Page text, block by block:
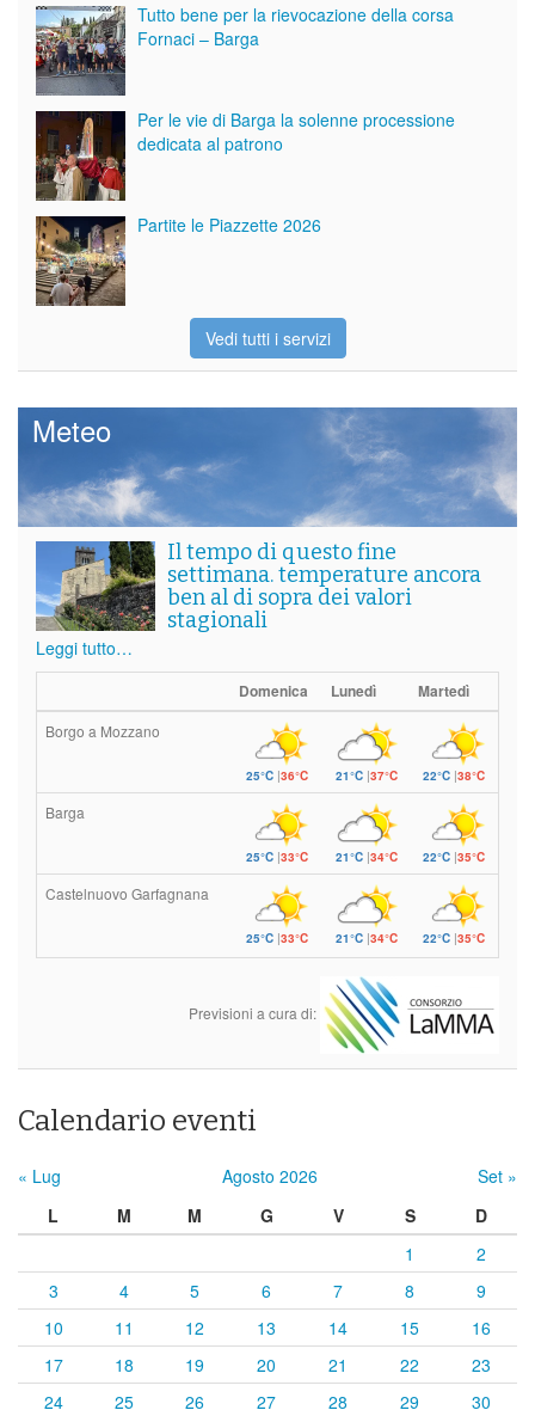
Tutto bene per la rievocazione della corsa
Fornaci – Barga
Per le vie di Barga la solenne processione
dedicata al patrono
Partite le Piazzette 2026
Vedi tutti i servizi
Meteo
Il tempo di questo fine
settimana. temperature ancora
ben al di sopra dei valori
stagionali
Leggi tutto…
Domenica Lunedì Martedì
Borgo a Mozzano
25°C|36°C 21°C|37°C 22°C |38°C
Barga
25°C|33°C 21°C|34°C 22°C |35°C
Castelnuovo Garfagnana
25°C|33°C 21°C|34°C 22°C |35°C
Previsioni a cura di:
Calendario eventi
« Lug Agosto 2026
Set »
L
M M G V S
D
1
2
3
4 5 6 7 8
9
10
11 12 13 14 15
16
17
18 19 20 21 22
23
24
25 26 27 28 29 30